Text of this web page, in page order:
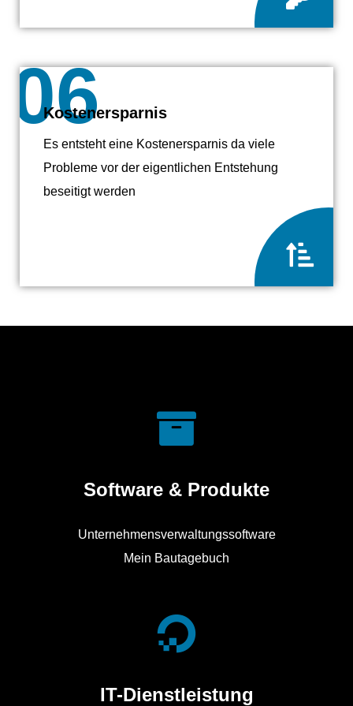
06
Kostenersparnis
Es entsteht eine Kostenersparnis da viele
Probleme vor der eigentlichen Entstehung
beseitigt werden
Software & Produkte
Unternehmensverwaltungssoftware
Mein Bautagebuch
IT-Dienstleistung